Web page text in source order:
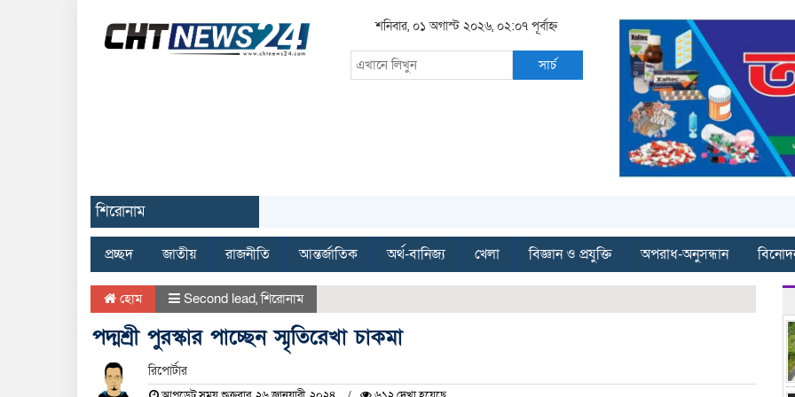
শনিবার, ০১ অগাস্ট ২০২৬, ০২:০৭ পূর্বাহ্ন
সার্চ
শিরোনাম
প্রচ্ছদ জাতীয় রাজনীতি আন্তর্জাতিক অর্থ-বানিজ্য খেলা বিজ্ঞান ও প্রযুক্তি অপরাধ-অনুসন্ধান
হোম Second lead,শিরোনাম
পদ্মশ্রী পুরস্কার পাচ্ছেন স্মৃতিরেখা চাকমা
রিপোর্টার